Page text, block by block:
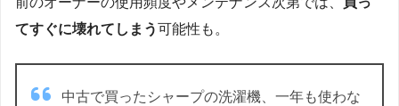
てすぐに壊れてしまう可能性も。
中古で買ったシャープの洗濯機、一年も使わな